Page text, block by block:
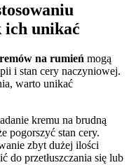
unikać
na rumień mogą
i stan cery naczyniowej.
warto unikać
kremu na brudną
pogorszyć stan cery.
zbyt dużej ilości
do przetłuszczania się lub